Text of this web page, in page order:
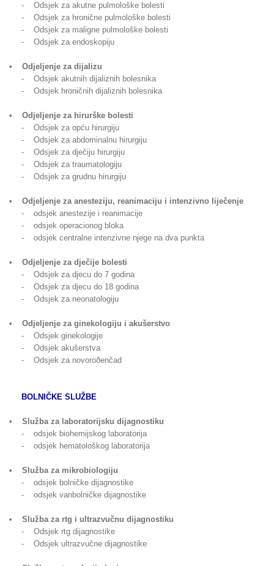
- Odsjek za akutne pulmološke bolesti
- Odsjek za hronične pulmološke bolesti
- Odsjek za maligne pulmološke bolesti
- Odsjek za endoskopiju
• Odjeljenje za dijalizu
- Odsjek akutnih dijaliznih bolesnika
- Odsjek hroničnih dijaliznih bolesnika
• Odjeljenje za hirurške bolesti
- Odsjek za opću hirurgiju
- Odsjek za abdominalnu hirurgiju
- Odsjek za dječiju hirurgiju
- Odsjek za traumatologiju
- Odsjek za grudnu hirurgiju
• Odjeljenje za anesteziju, reanimaciju i intenzivno liječenje
- odsjek anestezije i reanimacije
- odsjek operacionog bloka
- odsjek centralne intenzivne njege na dva punkta
• Odjeljenje za dječije bolesti
- Odsjek za djecu do 7 godina
- Odsjek za djecu do 18 godina
- Odsjek za neonatologiju
• Odjeljenje za ginekologiju i akušerstvo
- Odsjek ginekologije
- Odsjek akušerstva
- Odsjek za novoroðenčad
BOLNIČKE SLUŽBE
• Služba za laboratorijsku dijagnostiku
- odsjek biohemijskog laboratorija
- odsjek hematološkog laboratorija
• Služba za mikrobiologiju
- odsjek bolničke dijagnostike
- odsjek vanbolničke dijagnostike
• Služba za rtg i ultrazvučnu dijagnostiku
- Odsjek rtg dijagnostike
- Odsjek ultrazvučne dijagnostike